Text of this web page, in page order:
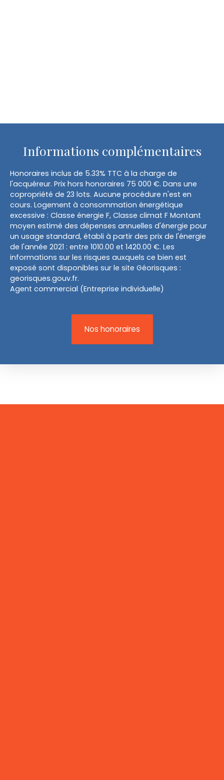
Informations complémentaires
Honoraires inclus de 5.33% TTC à la charge de
l'acquéreur. Prix hors honoraires 75 000 €. Dans une
copropriété de 23 lots. Aucune procédure n'est en
cours. Logement à consommation énergétique
excessive : Classe énergie F, Classe climat F Montant
moyen estimé des dépenses annuelles d'énergie pour
un usage standard, établi à partir des prix de l'énergie
de l'année 2021 : entre 1010.00 et 1420.00 €. Les
informations sur les risques auxquels ce bien est
exposé sont disponibles sur le site Géorisques :
georisques.gouv.fr.
Agent commercial (Entreprise individuelle)
Nos honoraires